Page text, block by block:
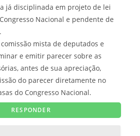
já disciplinada em projeto de lei
Nacional e pendente de
mista de deputados e
e emitir parecer sobre as
antes de sua apreciação,
do parecer diretamente no
do Congresso Nacional.